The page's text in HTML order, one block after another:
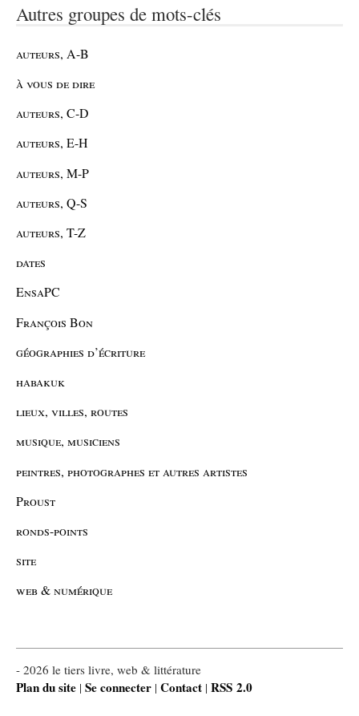
Autres groupes de mots-clés
auteurs, A-B
à vous de dire
auteurs, C-D
auteurs, E-H
auteurs, M-P
auteurs, Q-S
auteurs, T-Z
dates
EnsaPC
François Bon
géographies d’écriture
habakuk
lieux, villes, routes
musique, musiciens
peintres, photographes et autres artistes
Proust
ronds-points
site
web & numérique
- 2026 le tiers livre, web & littérature
Plan du site | Se connecter | Contact | RSS 2.0